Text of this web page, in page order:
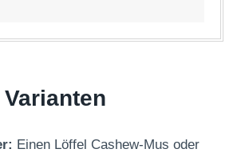
Einen Löffel Cashew-Mus oder